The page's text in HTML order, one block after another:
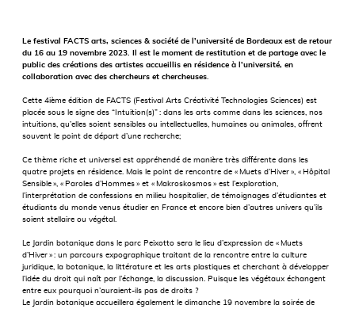
Le festival FACTS arts, sciences & société de l’université de Bordeaux est de retour
du 16 au 19 novembre 2023. Il est le moment de restitution et de partage avec le
public des créations des artistes accueillis en résidence à l’université, en
collaboration avec des chercheurs et chercheuses
Cette 4ième édition de FACTS (Festival Arts Créativité Technologies Sciences) est
placée sous le signe des “Intuition(s)” : dans les arts comme dans les sciences, nos
intuitions, qu’elles soient sensibles ou intellectuelles, humaines ou animales, offrent
souvent le point de départ d’une recherche;
Ce thème riche et universel est appréhendé de manière très différente dans les
quatre projets en résidence. Mais le point de rencontre de « Muets d’Hiver », « Hôpital
Sensible », « Paroles d’Hommes » et « Makroskosmos » est l’exploration,
l’interprétation de confessions en milieu hospitalier, de témoignages d’étudiantes et
étudiants du monde venus étudier en France et encore bien d’autres univers qu’ils
soient stellaire ou végétal.
Le Jardin botanique dans le parc Peixotto sera le lieu d’expression de « Muets
d’Hiver » : un parcours expographique traitant de la rencontre entre la culture
juridique, la botanique, la littérature et les arts plastiques et cherchant à développer
l’idée du droit qui naît par l’échange, la discussion. Puisque les végétaux échangent
entre eux pourquoi n’auraient-ils pas de droits ?
Le Jardin botanique accueillera également le dimanche 19 novembre la soirée de